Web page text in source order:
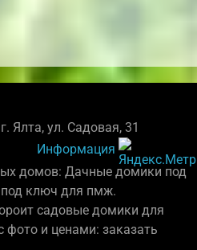
Ялта, ул. Садовая, 31
Информация
домов: Дачные домики под
ключ для пмж.
садовые домики для
фото и ценами: заказать